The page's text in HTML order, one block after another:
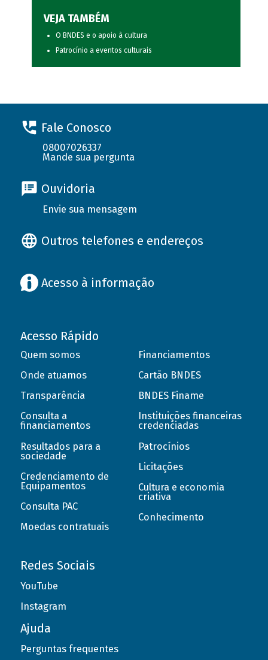
VEJA TAMBÉM
O BNDES e o apoio à cultura
Patrocínio a eventos culturais
Fale Conosco
08007026337
Mande sua pergunta
Ouvidoria
Envie sua mensagem
Outros telefones e endereços
Acesso à informação
Acesso Rápido
Quem somos
Onde atuamos
Transparência
Consulta a
financiamentos
Resultados para a
sociedade
Credenciamento de
Equipamentos
Consulta PAC
Moedas contratuais
Financiamentos
Cartão BNDES
BNDES Finame
Instituições financeiras
credenciadas
Patrocínios
Licitações
Cultura e economia
criativa
Conhecimento
Redes Sociais
YouTube
Instagram
Ajuda
Perguntas frequentes